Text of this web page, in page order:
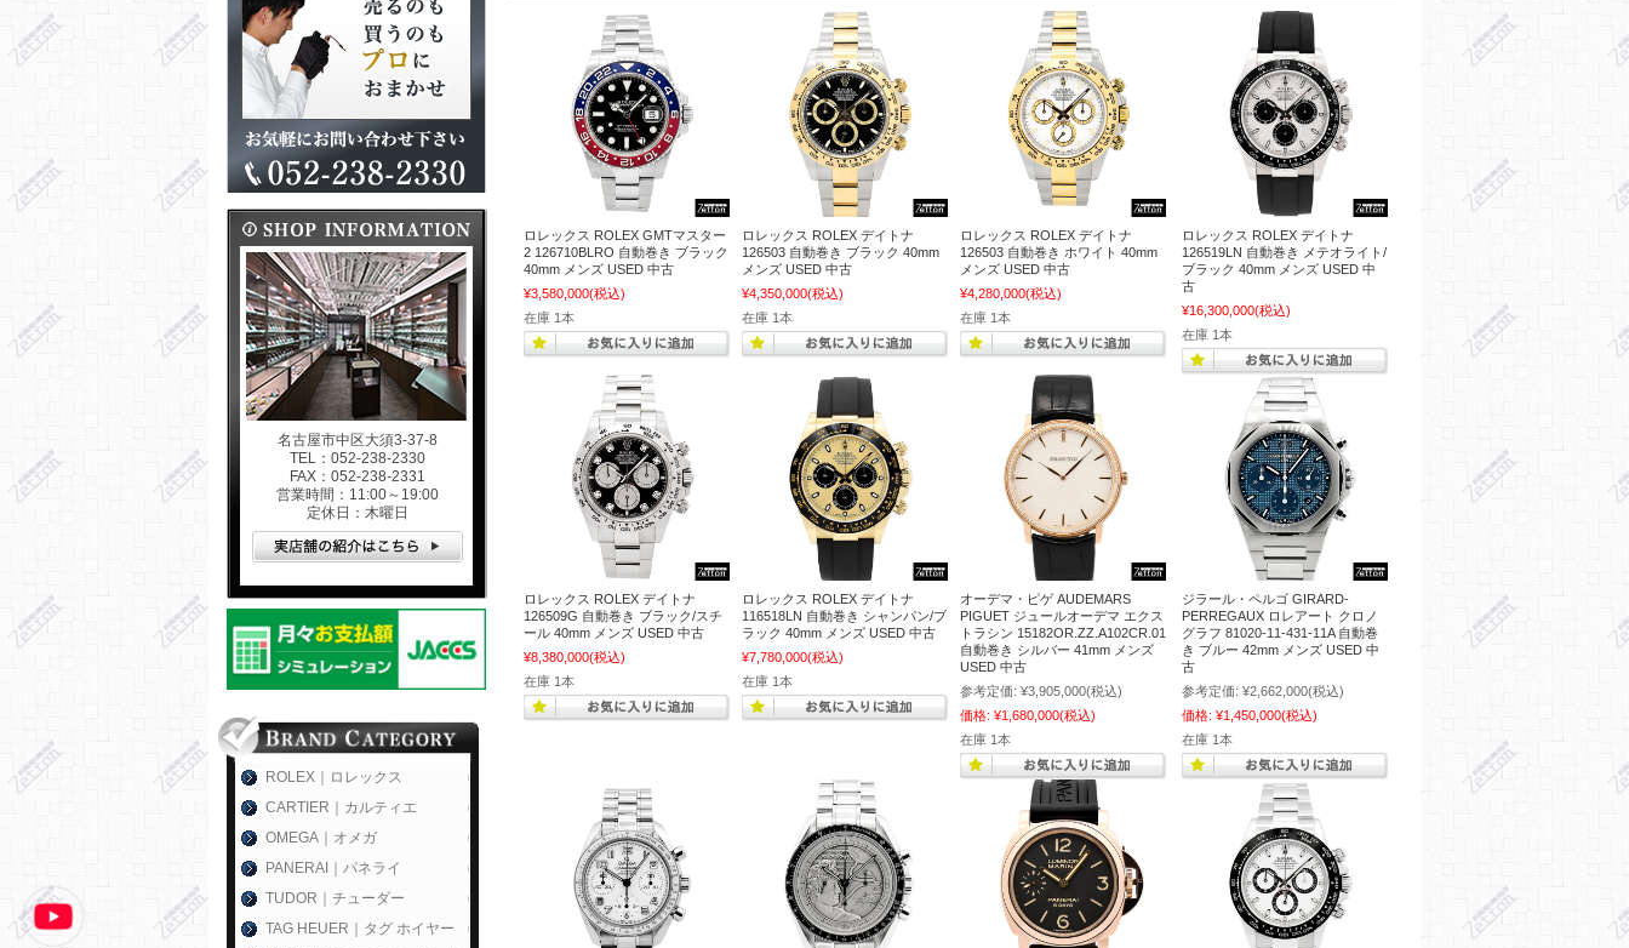
ロレックス ROLEX GMTマスター
2 126710BLRO 自動巻き ブラック
40mm メンズ USED 中古
¥3,580,000(税込)
在庫 1本
ロレックス ROLEX デイトナ
126503 自動巻き ブラック 40mm
メンズ USED 中古
¥4,350,000(税込)
在庫 1本
ロレックス ROLEX デイトナ
126503 自動巻き ホワイト 40mm
メンズ USED 中古
¥4,280,000(税込)
在庫 1本
ロレックス ROLEX デイトナ
126519LN 自動巻き メテオライト/
ブラック 40mm メンズ USED 中
古
¥16,300,000(税込)
在庫 1本
ロレックス ROLEX デイトナ
126509G 自動巻き ブラック/スチ
ール 40mm メンズ USED 中古
¥8,380,000(税込)
在庫 1本
ロレックス ROLEX デイトナ
116518LN 自動巻き シャンパン/ブ
ラック 40mm メンズ USED 中古
¥7,780,000(税込)
在庫 1本
オーデマ・ピゲ AUDEMARS
PIGUET ジュールオーデマ エクス
トラシン 15182OR.ZZ.A102CR.01
自動巻き シルバー 41mm メンズ
USED 中古
参考定価: ¥3,905,000(税込)
価格: ¥1,680,000(税込)
在庫 1本
ジラール・ペルゴ GIRARD-
PERREGAUX ロレアート クロノ
グラフ 81020-11-431-11A 自動巻
き ブルー 42mm メンズ USED 中
古
参考定価: ¥2,662,000(税込)
価格: ¥1,450,000(税込)
在庫 1本
名古屋市中区大須3-37-8
TEL：052-238-2330
FAX：052-238-2331
営業時間：11:00～19:00
定休日：木曜日
ROLEX｜ロレックス
CARTIER｜カルティエ
OMEGA｜オメガ
PANERAI｜パネライ
TUDOR｜チューダー
TAG HEUER｜タグ ホイヤー